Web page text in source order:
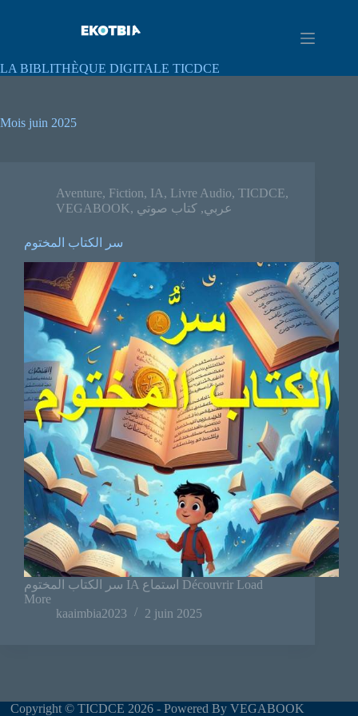
LA BIBLITHÈQUE DIGITALE TICDCE
Mois juin 2025
Aventure, Fiction, IA, Livre Audio, TICDCE,
VEGABOOK, عربي, كتاب صوتي
سر الكتاب المختوم
سر الكتاب المختوم IA استماع Découvrir Load
More
kaaimbia2023
2 juin 2025
Copyright © TICDCE 2026 - Powered By VEGABOOK